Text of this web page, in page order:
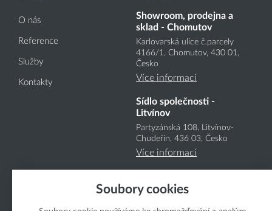
O nás
Reference
Služby
Kontakty
Showroom, prodejna a
sklad - Chomutov
Karlovarská ulice č.parcely
4166/1, Chomutov, 430 01,
Česko
Více informací
Sídlo společnosti -
Litvínov
Partyzánská 108, Litvínov-
Chudeřín, 436 03, Česko
Více informací
Soubory cookies